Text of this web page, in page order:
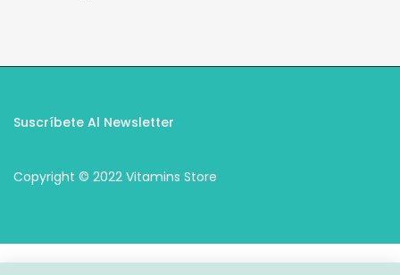
Copyright © 2022 Vitamins Store
Suscríbete Al Newsletter